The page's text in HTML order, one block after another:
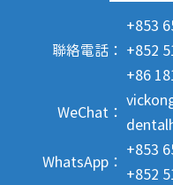
聯絡電話：
+853
+852
+86
WeChat：
WhatsApp：
+853
+852